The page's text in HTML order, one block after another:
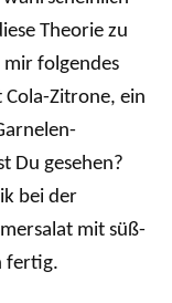
Theorie zu
mir folgendes
Cola-Zitrone, ein
Du gesehen?
bei der
mit süß-
fertig.